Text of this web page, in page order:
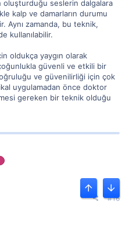
oluşturduğu seslerin dalgalara
kalp ve damarların durumu
Aynı zamanda, bu teknik,
kullanılabilir.
oldukça yaygın olarak
güvenli ve etkili bir
ve güvenilirliği için çok
uygulamadan önce doktor
gereken bir teknik olduğu
#16
Üst Alt